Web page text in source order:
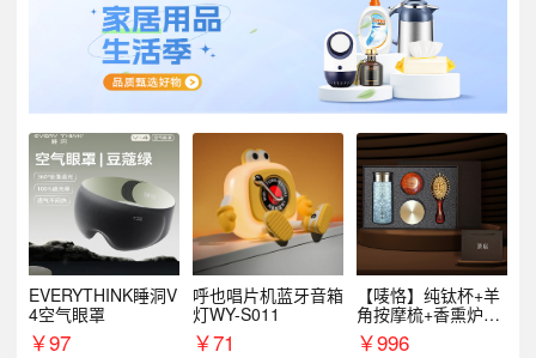
EVERYTHINK睡洞V
4空气眼罩
￥97
呼也唱片机蓝牙音箱
灯WY-S011
￥71
【唛恪】纯钛杯+羊
角按摩梳+香熏炉
+气垫梳
￥996